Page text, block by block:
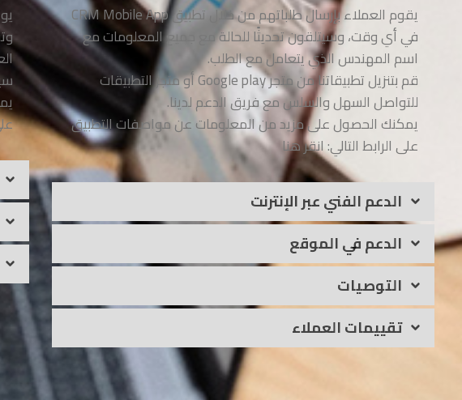
يقوم العملاء بإرسال طلباتهم من خلال تطبيق CRM Mobile App
في أي وقت، وسيتلقون تحديثًا للحالة مع جميع المعلومات مع
اسم المهندس الذي يتعامل مع الطلب.
قم بتنزيل تطبيقاتنا من متجر Google play أو متجر التطبيقات
للتواصل السهل والسلس مع فريق الدعم لدينا.
يمكنك الحصول على مزيد من المعلومات عن مواصفات التطبيق
على الرابط التالي: انقر هنا
الدعم الفني عبر الإنترنت
الدعم في الموقع
التوصيات
تقييمات العملاء